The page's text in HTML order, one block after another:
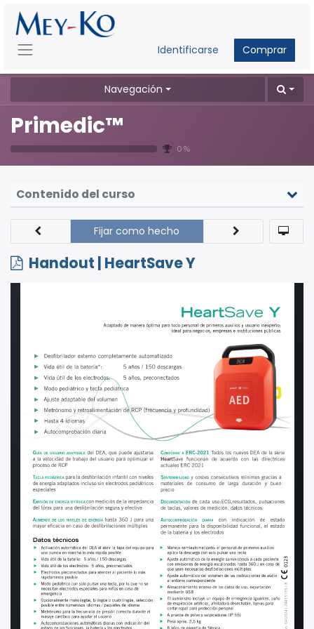
Identificarse Comprar
Navegación
Primedic™
0 %
Contenido del curso
Handout | HeartSave Y
Fijar como hecho